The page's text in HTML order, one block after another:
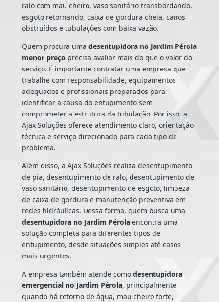
ralo com mau cheiro, vaso sanitário transbordando,
esgoto retornando, caixa de gordura cheia, canos
obstruídos e tubulações com baixa vazão.
Quem procura uma desentupidora no Jardim Pérola
menor preço precisa avaliar mais do que o valor do
serviço. É importante contratar uma empresa que
trabalhe com responsabilidade, equipamentos
adequados e profissionais preparados para
identificar a causa do entupimento sem
comprometer a estrutura da tubulação. Por isso, a
Ajax Soluções oferece atendimento claro, orientação
técnica e serviço direcionado para cada tipo de
problema.
Além disso, a Ajax Soluções realiza desentupimento
de pia, desentupimento de ralo, desentupimento de
vaso sanitário, desentupimento de esgoto, limpeza
de caixa de gordura e manutenção preventiva em
redes hidráulicas. Dessa forma, quem busca uma
desentupidora no Jardim Pérolaencontra uma
solução completa para diferentes tipos de
entupimento, desde situações simples até casos
mais urgentes.
A empresa também atende como desentupidora
emergencial no Jardim Pérola, principalmente
quando há retorno de água, mau cheiro forte,